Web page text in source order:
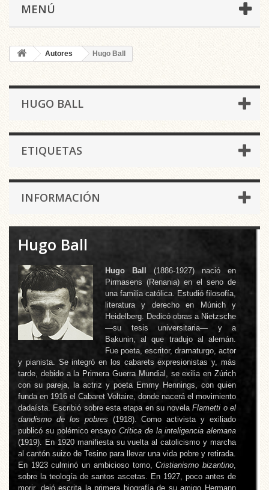
MENÚ
Autores Hugo Ball
HUGO BALL
ETIQUETAS
INFORMACIÓN
Hugo Ball
Hugo Ball
(1886-1927) nació en
Pirmasens (Renania) en el seno de
una familia católica. Estudió filosofía,
literatura y derecho en Múnich y
Heidelberg. Dedicó obras a Nietzsche
—su tesis universitaria— y a
Bakunin, al que tradujo al alemán.
Fue poeta, escritor, dramaturgo, actor
y pianista. Se integró en los cabarets expresionistas y, más
tarde, debido a la Primera Guerra Mundial, se exilia en Zúrich
con su pareja, la actriz y poeta Emmy Hennings, con quien
funda en 1916 el Cabaret Voltaire, donde nacerá el movimiento
dadaísta. Escribió sobre esta etapa en su novelaFlametti o el
dandismo de los pobres (1918). Como activista y exiliado
publicó su polémico ensayo Crítica de la inteligencia alemana
(1919). En 1920 manifiesta su vuelta al catolicismo y marcha
al cantón suizo de Tesino para llevar una vida pobre y retirada.
En 1923 culminó un ambicioso tomo,Cristianismo bizantino,
sobre la teología de santos ascetas. En 1927, poco antes de
morir, dejó escrita la primera biografía de su amigo Hermann